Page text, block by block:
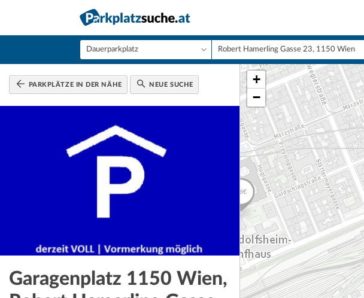
PARKPLÄTZE IN DER NÄHE NEUE SUCHE
Garagenplatz 1150 Wien,
+
−